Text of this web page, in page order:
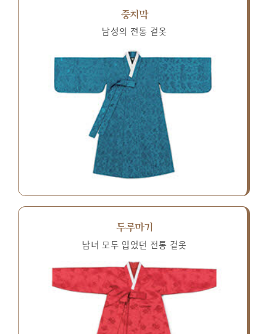
중치막
남성의 전통 겉옷
두루마기
남녀 모두 입었던 전통 겉옷